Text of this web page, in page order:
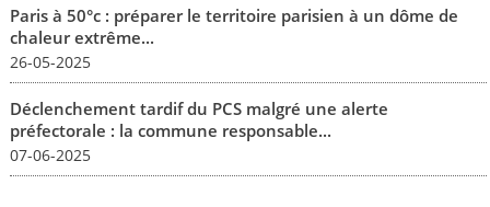
Paris à 50°c : préparer le territoire parisien à un dôme de
chaleur extrême...
26-05-2025
Déclenchement tardif du PCS malgré une alerte
préfectorale : la commune responsable...
07-06-2025